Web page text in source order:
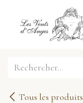
Se rendre au contenu
Tous les produits